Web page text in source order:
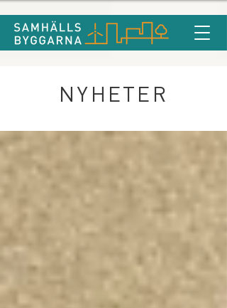
NYHETER